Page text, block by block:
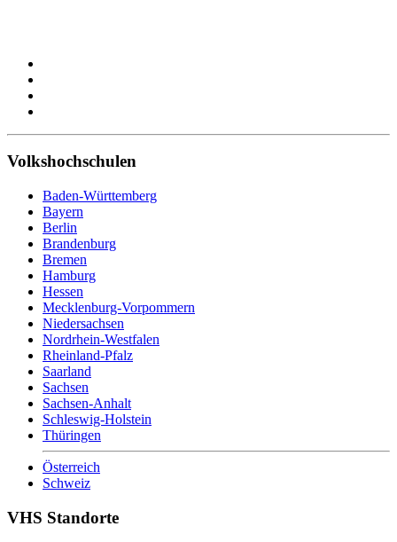
Volkshochschulen
Baden-Württemberg
Bayern
Berlin
Brandenburg
Bremen
Hamburg
Hessen
Mecklenburg-Vorpommern
Niedersachsen
Nordrhein-Westfalen
Rheinland-Pfalz
Saarland
Sachsen
Sachsen-Anhalt
Schleswig-Holstein
Thüringen
Österreich
Schweiz
VHS Standorte